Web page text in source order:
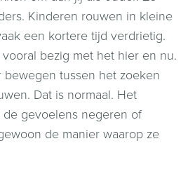
Kinderen rouwen in kleine
een kortere tijd verdrietig.
bezig met het hier en nu.
tussen het zoeken
Dat is normaal. Het
gevoelens negeren of
de manier waarop ze